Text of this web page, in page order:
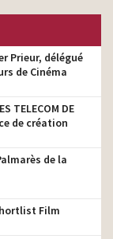
Prieur, délégué
de Cinéma
TELECOM DE
de création
de la
Film